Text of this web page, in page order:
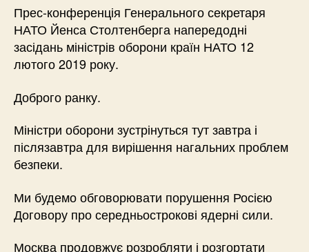
Прес-конференція Генерального секретаря
НАТО Йенса Столтенберга напередодні
засідань міністрів оборони країн НАТО 12
лютого 2019 року.
Доброго ранку.
Міністри оборони зустрінуться тут завтра і
післязавтра для вирішення нагальних проблем
безпеки.
Ми будемо обговорювати порушення Росією
Договору про середньострокові ядерні сили.
Москва продовжує розробляти і розгортати